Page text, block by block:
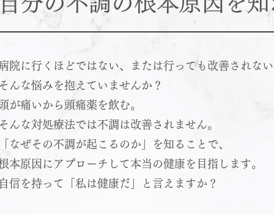
院に行くほどではない、または行っても改善されな
んな悩みを抱えていませんか？
が痛いから頭痛薬を飲む。
んな対処療法では不調は改善されません。
なぜその不調が起こるのか」を知ることで、
本原因にアプローチして本当の健康を目指します。
信を持って「私は健康だ」と言えますか？